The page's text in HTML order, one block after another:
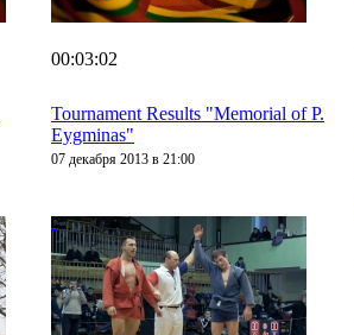
00:03:02
Tournament Results "Memorial of P.
Eygminas"
07 декабря 2013 в 21:00